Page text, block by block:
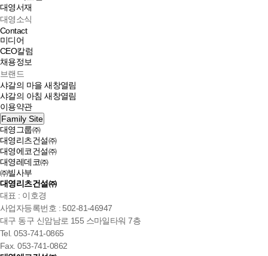
대영서재
대영소식
Contact
미디어
CEO칼럼
채용정보
브랜드
샤갈의 마을새창열림
샤갈의 아침새창열림
이용약관
Family Site
대영그룹㈜
대영리츠건설㈜
대영에코건설㈜
대영레데코㈜
㈜빌사부
대영리츠건설㈜
대표 : 이호경
사업자등록번호 : 502-81-46947
대구 동구 신암남로 155 스마일타워 7층
Tel. 053-741-0865
Fax. 053-741-0862